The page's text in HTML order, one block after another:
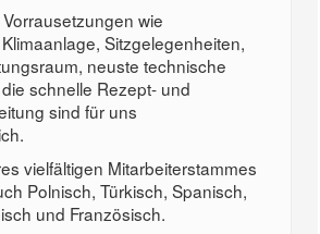
wie
Sitzgelegenheiten,
neuste technische
schnelle Rezept- und
sind für uns
vielfältigen Mitarbeiterstammes
Polnisch, Türkisch, Spanisch,
und Französisch.